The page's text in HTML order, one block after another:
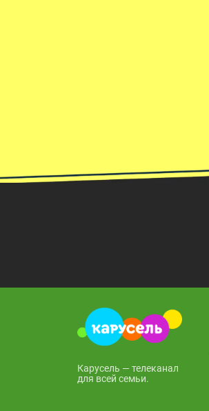
Карусель — телеканал
для всей семьи.